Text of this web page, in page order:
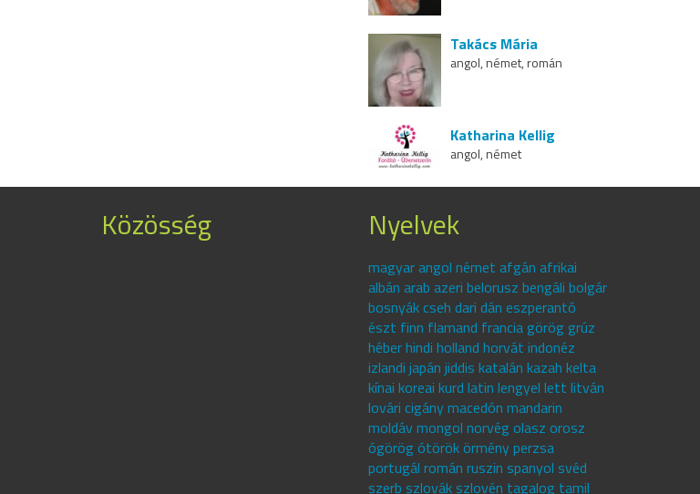
Takács Mária
angol, német, román
Katharina Kellig
angol, német
Közösség Nyelvek
magyar angol német afgán afrikai
albán arab azeri belorusz bengáli bolgár
bosnyák cseh dari dán eszperantó
észt finn flamand francia görög grúz
héber hindi holland horvát indonéz
izlandi japán jiddis katalán kazah kelta
kínai koreai kurd latin lengyel lett litván
lovári cigány macedón mandarin
moldáv mongol norvég olasz orosz
ógörög ótörök örmény perzsa
portugál román ruszin spanyol svéd
szerb szlovák szlovén tagalog tamil